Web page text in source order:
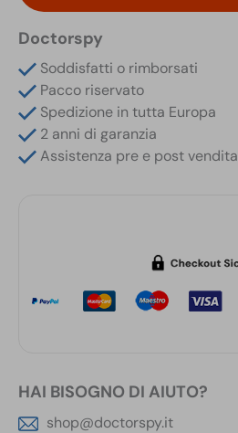
HD
160°
6
Mesi
in
Stand-
by
Doctorspy
Soddisfatti o rimborsati
Pacco riservato
Spedizione in tutta Europa
2 anni di garanzia
Assistenza pre e post vendita
HAI BISOGNO DI AIUTO?
shop@doctorspy.it